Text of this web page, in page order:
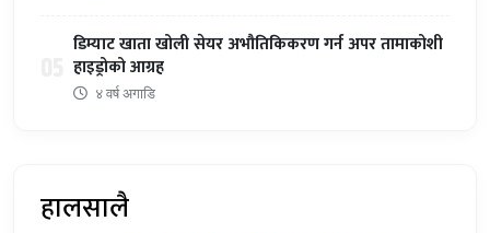
डिम्याट खाता खोली सेयर अभौतिकिकरण गर्न अपर तामाकोशी
हाइड्रोको आग्रह
४ वर्ष अगाडि
हालसालै